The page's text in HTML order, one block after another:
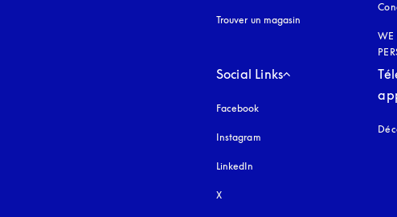
Trouver un magasin
WE
Social Links
Facebook
Instagram
LinkedIn
X